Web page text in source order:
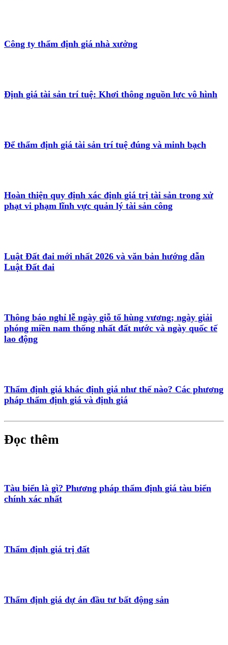
Công ty thẩm định giá nhà xưởng
Định giá tài sản trí tuệ: Khơi thông nguồn lực vô hình
Để thẩm định giá tài sản trí tuệ đúng và minh bạch
Hoàn thiện quy định xác định giá trị tài sản trong xử
phạt vi phạm lĩnh vực quản lý tài sản công
Luật Đất đai mới nhất 2026 và văn bản hướng dẫn
Luật Đất đai
Thông báo nghỉ lễ ngày giỗ tổ hùng vương; ngày giải
phóng miền nam thống nhất đất nước và ngày quốc tế
lao động
Thẩm định giá khác định giá như thế nào? Các phương
pháp thẩm định giá và định giá
Đọc thêm
Tàu biển là gì? Phương pháp thẩm định giá tàu biển
chính xác nhất
Thẩm định giá trị đất
Thẩm định giá dự án đầu tư bất động sản